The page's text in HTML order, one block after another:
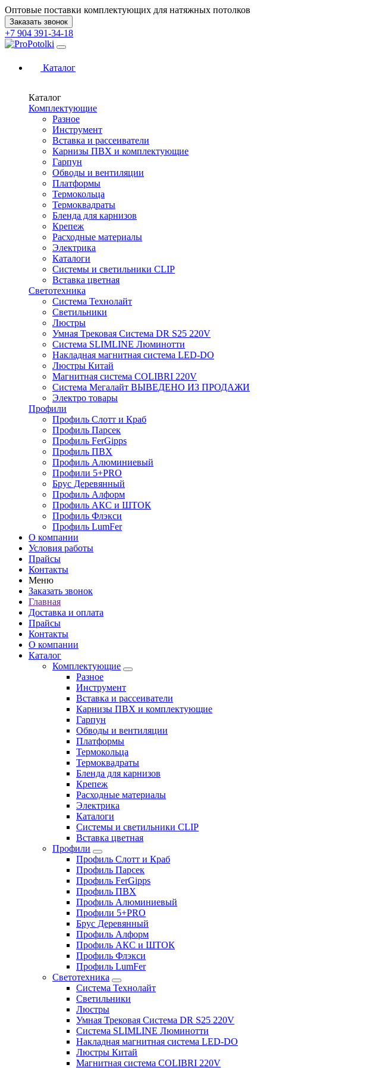
Оптовые поставки комплектующих для натяжных потолков
Заказать звонок
+7 904 391-34-18
Каталог
Каталог
Комплектующие
Разное
Инструмент
Вставка и рассеиватели
Карнизы ПВХ и комплектующие
Гарпун
Обводы и вентиляции
Платформы
Термокольца
Термоквадраты
Бленда для карнизов
Крепеж
Расходные материалы
Электрика
Каталоги
Системы и светильники CLIP
Вставка цветная
Светотехника
Система Технолайт
Светильники
Люстры
Умная Трековая Система DR S25 220V
Система SLIMLINE Люминотти
Накладная магнитная система LED-DO
Люстры Китай
Магнитная система COLIBRI 220V
Система Мегалайт ВЫВЕДЕНО ИЗ ПРОДАЖИ
Электро товары
Профили
Профиль Слотт и Краб
Профиль Парсек
Профиль FerGipps
Профиль ПВХ
Профиль Алюминиевый
Профили 5+PRO
Брус Деревянный
Профиль Алформ
Профиль АКС и ШТОК
Профиль Флэкси
Профиль LumFer
О компании
Условия работы
Прайсы
Контакты
Меню
Заказать звонок
Главная
Доставка и оплата
Прайсы
Контакты
О компании
Каталог
Комплектующие
Разное
Инструмент
Вставка и рассеиватели
Карнизы ПВХ и комплектующие
Гарпун
Обводы и вентиляции
Платформы
Термокольца
Термоквадраты
Бленда для карнизов
Крепеж
Расходные материалы
Электрика
Каталоги
Системы и светильники CLIP
Вставка цветная
Профили
Профиль Слотт и Краб
Профиль Парсек
Профиль FerGipps
Профиль ПВХ
Профиль Алюминиевый
Профили 5+PRO
Брус Деревянный
Профиль Алформ
Профиль АКС и ШТОК
Профиль Флэкси
Профиль LumFer
Светотехника
Система Технолайт
Светильники
Люстры
Умная Трековая Система DR S25 220V
Система SLIMLINE Люминотти
Накладная магнитная система LED-DO
Люстры Китай
Магнитная система COLIBRI 220V